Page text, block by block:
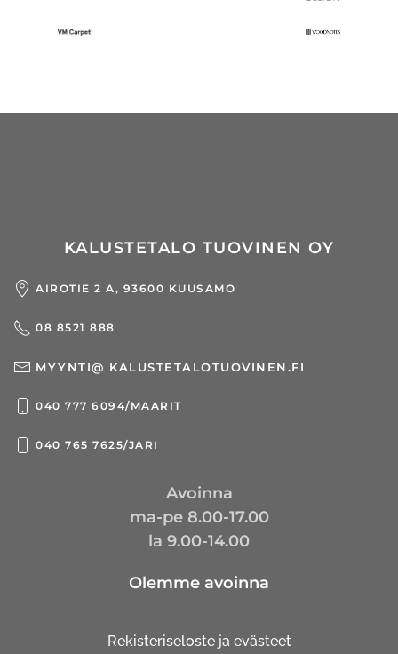
KALUSTETALO TUOVINEN OY
AIROTIE 2 A, 93600 KUUSAMO
08 8521 888
MYYNTI@ KALUSTETALOTUOVINEN.FI
040 777 6094/MAARIT
040 765 7625/JARI
Avoinna
ma-pe 8.00-17.00
la 9.00-14.00
Olemme avoinna
Rekisteriseloste ja evästeet